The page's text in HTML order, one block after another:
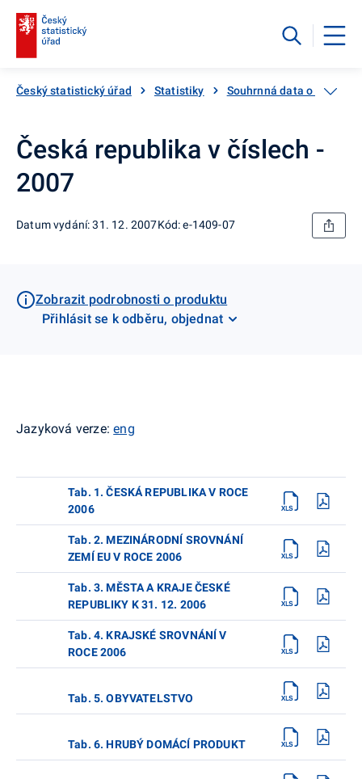
Český statistický úřad Statistiky Souhrnná data o Česku
Česká republika v číslech -
2007
Datum vydání: 31. 12. 2007Kód: e-1409-07
Zobrazit podrobnosti o produktu
Přihlásit se k odběru, objednat
Jazyková verze:eng
Tab. 1. ČESKÁ REPUBLIKA V ROCE
2006
Tab. 2. MEZINÁRODNÍ SROVNÁNÍ
ZEMÍ EU V ROCE 2006
Tab. 3. MĚSTA A KRAJE ČESKÉ
REPUBLIKY K 31. 12. 2006
Tab. 4. KRAJSKÉ SROVNÁNÍ V
ROCE 2006
Tab. 5. OBYVATELSTVO
Tab. 6. HRUBÝ DOMÁCÍ PRODUKT